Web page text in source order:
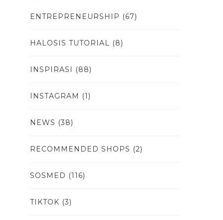
ENTREPRENEURSHIP (67)
HALOSIS TUTORIAL (8)
INSPIRASI (88)
INSTAGRAM (1)
NEWS (38)
RECOMMENDED SHOPS (2)
SOSMED (116)
TIKTOK (3)